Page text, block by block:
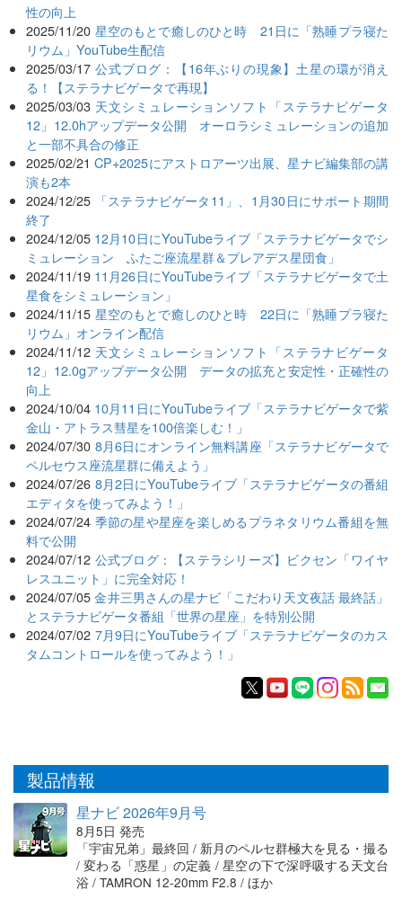
性の向上
2025/11/20 星空のもとで癒しのひと時 21日に「熟睡プラ寝た
リウム」YouTube生配信
2025/03/17 公式ブログ：【16年ぶりの現象】土星の環が消え
る！【ステラナビゲータで再現】
2025/03/03 天文シミュレーションソフト「ステラナビゲータ
12」12.0hアップデータ公開 オーロラシミュレーションの追加
と一部不具合の修正
2025/02/21 CP+2025にアストロアーツ出展、星ナビ編集部の講
演も2本
2024/12/25
「ステラナビゲータ11」、1月30日にサポート期間
終了
2024/12/05 12月10日にYouTubeライブ「ステラナビゲータでシ
ミュレーション ふたご座流星群＆プレアデス星団食」
2024/11/19 11月26日にYouTubeライブ「ステラナビゲータで土
星食をシミュレーション」
2024/11/15 星空のもとで癒しのひと時 22日に「熟睡プラ寝た
リウム」オンライン配信
2024/11/12 天文シミュレーションソフト「ステラナビゲータ
12」12.0gアップデータ公開 データの拡充と安定性・正確性の
向上
2024/10/04 10月11日にYouTubeライブ「ステラナビゲータで紫
金山・アトラス彗星を100倍楽しむ！」
2024/07/30 8月6日にオンライン無料講座「ステラナビゲータで
ペルセウス座流星群に備えよう」
2024/07/26 8月2日にYouTubeライブ「ステラナビゲータの番組
エディタを使ってみよう！」
2024/07/24 季節の星や星座を楽しめるプラネタリウム番組を無
料で公開
2024/07/12 公式ブログ：【ステラシリーズ】ビクセン「ワイヤ
レスユニット」に完全対応！
2024/07/05 金井三男さんの星ナビ「こだわり天文夜話 最終話」
とステラナビゲータ番組「世界の星座」を特別公開
2024/07/02 7月9日にYouTubeライブ「ステラナビゲータのカス
タムコントロールを使ってみよう！」
製品情報
星ナビ 2026年9月号
8月5日 発売
「宇宙兄弟」最終回 / 新月のペルセ群極大を見る・撮る
/ 変わる「惑星」の定義 / 星空の下で深呼吸する天文台
浴 / TAMRON 12-20mm F2.8 / ほか